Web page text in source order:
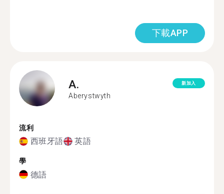
下載APP
A.
Aberystwyth
新加入
流利
西班牙語 英語
學
德語